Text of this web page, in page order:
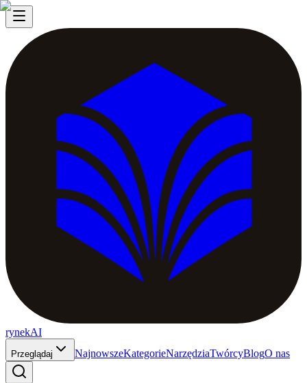
rynekAI
Przeglądaj NajnowszeKategorieNarzędziaTwórcyBlogO nas